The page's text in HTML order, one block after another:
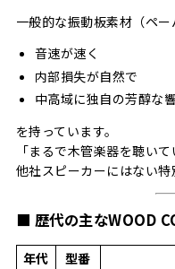
一般的な振動板素材（ペー
音速が速く
内部損失が自然で
中高域に独自の芳醇な
を持っています。
「まるで木管楽器を聴い
他社スピーカーにはない特
■ 歴代の主なWOOD
年代 型番